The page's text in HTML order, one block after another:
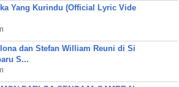
Yang Kurindu (Official Lyric Vide
dan Stefan William Reuni di Si
S...